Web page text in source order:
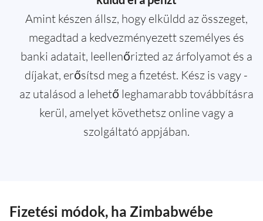
Amint készen állsz, hogy elküldd az összeget,
megadtad a kedvezményezett személyes és
banki adatait, leellenőrizted az árfolyamot és a
díjakat, erősítsd meg a fizetést. Kész is vagy -
az utalásod a lehető leghamarabb továbbításra
kerül, amelyet követhetsz online vagy a
szolgáltató appjában.
Fizetési módok, ha Zimbabwébe